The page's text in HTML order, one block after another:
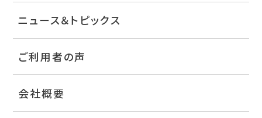
ニュース＆トピックス
ご利用者の声
会社概要